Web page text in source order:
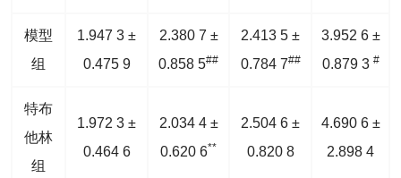
模型
组
1.947 3 ±
0.475 9
2.380 7 ±
0.858 5##
2.413 5 ±
0.784 7##
3.952 6 ±
0.879 3 #
特布
他林
组
1.972 3 ±
0.464 6
2.034 4 ±
0.620 6**
2.504 6 ±
0.820 8
4.690 6 ±
2.898 4